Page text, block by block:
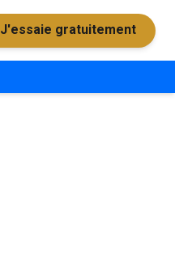
J'essaie gratuitement